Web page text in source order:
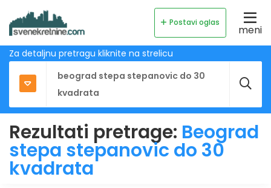
Postavi oglas
meni
Za detaljnu pretragu kliknite na strelicu
Rezultati pretrage: Beograd
stepa stepanovic do 30
kvadrata